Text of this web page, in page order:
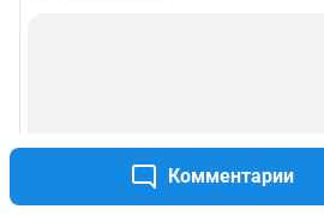
Комментарии